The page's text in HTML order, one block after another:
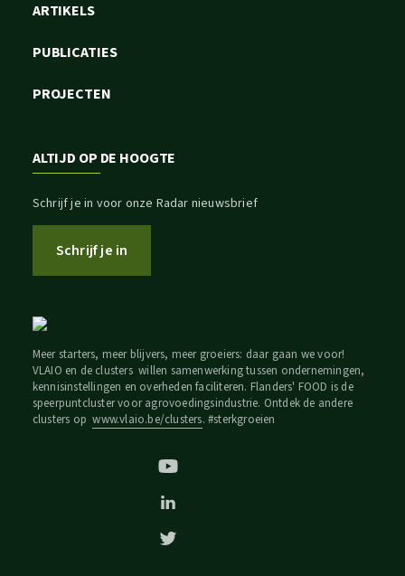
ARTIKELS
PUBLICATIES
PROJECTEN
ALTIJD OP DE HOOGTE
Schrijf je in voor onze Radar nieuwsbrief
Schrijf je in
Meer starters, meer blijvers, meer groeiers: daar gaan we voor!
VLAIO en de clusters willen samenwerking tussen ondernemingen,
kennisinstellingen en overheden faciliteren. Flanders' FOOD is de
speerpuntcluster voor agrovoedingsindustrie. Ontdek de andere
clusters opwww.vlaio.be/clusters. #sterkgroeien